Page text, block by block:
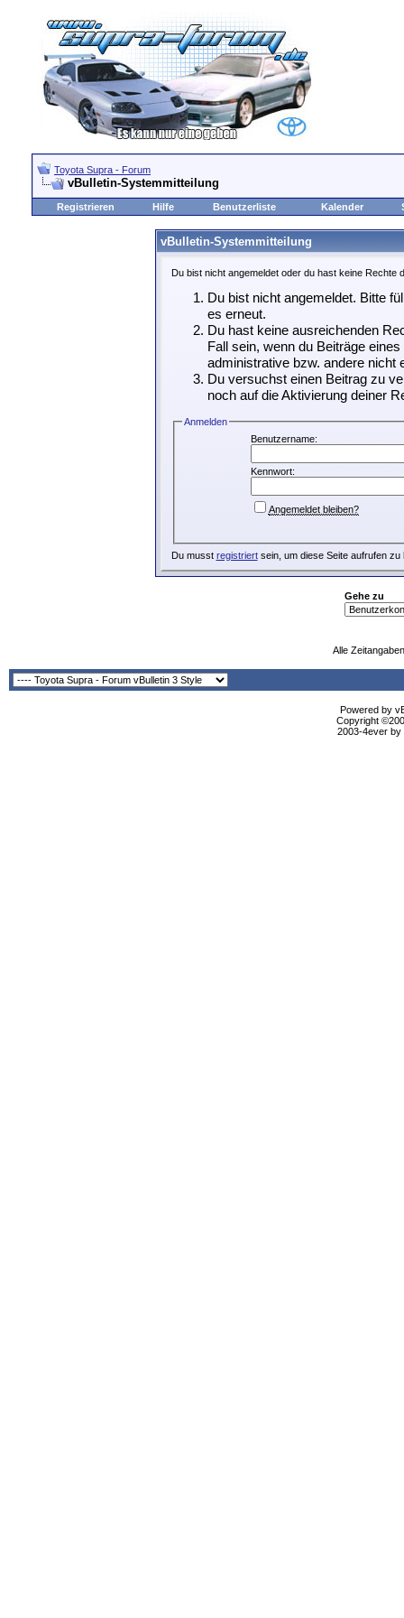
Toyota Supra - Forum
vBulletin-Systemmitteilung
Registrieren Hilfe Benutzerliste Kalender
vBulletin-Systemmitteilung
Du bist nicht angemeldet oder du hast keine Rechte
Du bist nicht angemeldet. Bitte
es erneut.
Du hast keine ausreichenden
Fall sein, wenn du Beiträge
administrative bzw. andere nicht
Du versuchst einen Beitrag zu
noch auf die Aktivierung deiner
Anmelden
Benutzername:
Kennwort:
Angemeldet bleiben?
Du musst registriertsein, um diese Seite aufrufen zu
Gehe zu
Alle
Powered by
Copyright
2003-4ever by